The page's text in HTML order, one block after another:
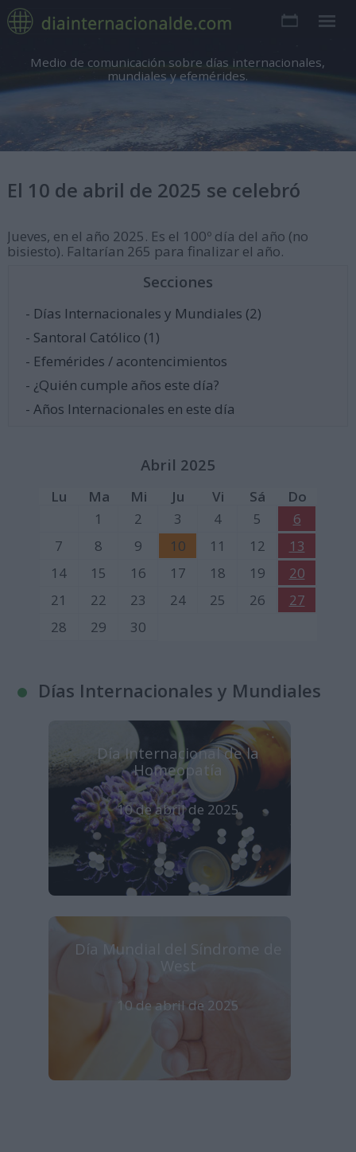
Medio de comunicación sobre días internacionales,
mundiales y efemérides.
El 10 de abril de 2025 se celebró
Jueves, en el año 2025. Es el 100º día del año (no
bisiesto). Faltarían 265 para finalizar el año.
Secciones
- Días Internacionales y Mundiales (2)
- Santoral Católico (1)
- Efemérides / acontencimientos
- ¿Quién cumple años este día?
- Años Internacionales en este día
Abril 2025
Lu Ma Mi Ju Vi Sá
Do
1
2 3 4 5
6
7
8 9 10 11 12
13
14
15 16 17 18 19
20
21
22 23 24 25 26
27
28
29 30
Días Internacionales y Mundiales
Día Internacional de la
Homeopatía
10 de abril de 2025
Día Mundial del Síndrome de
West
10 de abril de 2025